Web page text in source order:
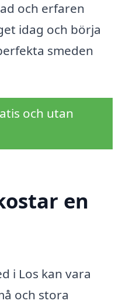
och erfaren
idag och börja
smeden
och utan
en
i Los kan vara
och stora